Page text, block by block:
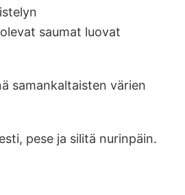
saumat luovat
samankaltaisten värien
pese ja silitä nurinpäin.